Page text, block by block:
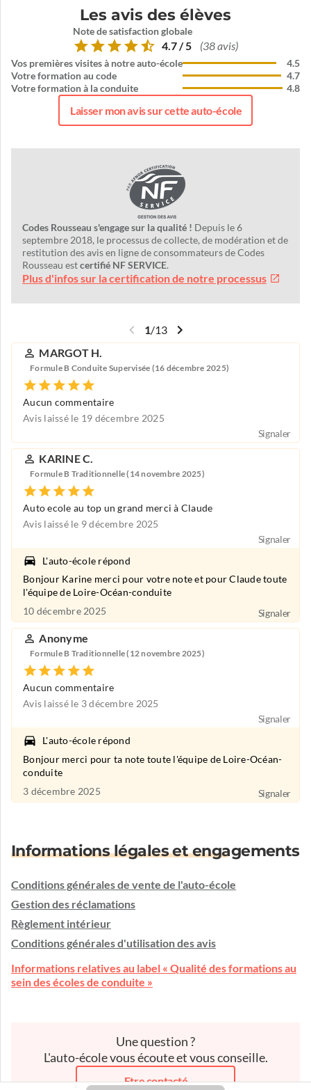
Les avis des élèves
Note de satisfaction globale
4.7 / 5 (38 avis)
Vos premières visites à notre auto-école
Votre formation au code
Votre formation à la conduite
4.5
4.7
4.8
Laisser mon avis sur cette auto-école
Codes Rousseau s'engage sur la qualité ! Depuis le 6
septembre 2018, le processus de collecte, de modération et de
restitution des avis en ligne de consommateurs de Codes
Rousseau estcertifié NF SERVICE.
Plus d'infos sur la certification de notre processus
1/13
MARGOT H.
Formule B Conduite Supervisée (16 décembre 2025)
Aucun commentaire
Avis laissé le 19 décembre 2025
Signaler
KARINE C.
Formule B Traditionnelle (14 novembre 2025)
Auto ecole au top un grand merci à Claude
Avis laissé le 9 décembre 2025
Signaler
L'auto-école répond
Bonjour Karine merci pour votre note et pour Claude toute
l'équipe de Loire-Océan-conduite
10 décembre 2025
Signaler
Anonyme
Formule B Traditionnelle (12 novembre 2025)
Aucun commentaire
Avis laissé le 3 décembre 2025
Signaler
L'auto-école répond
Bonjour merci pour ta note toute l'équipe de Loire-Océan-
conduite
3 décembre 2025
Signaler
Informations légales et engagements
Conditions générales de vente de l'auto-école
Gestion des réclamations
Règlement intérieur
Conditions générales d'utilisation des avis
Informations relatives au label « Qualité des formations au
sein des écoles de conduite »
Une question ?
L'auto-école vous écoute et vous conseille.
Etre contacté